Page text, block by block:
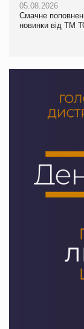
05.08.2026
Смачне
новинки від ТМ
04.08.2026
Через атаку РФ
Millennium